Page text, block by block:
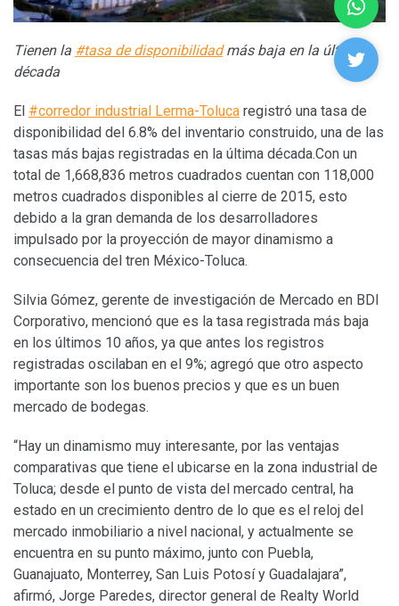
Tienen la #tasa de disponibilidadmás baja en la última
década
El #corredor industrial Lerma-Toluca registró una tasa de
disponibilidad del 6.8% del inventario construido, una de las
tasas más bajas registradas en la última década.Con un
total de 1,668,836 metros cuadrados cuentan con 118,000
metros cuadrados disponibles al cierre de 2015, esto
debido a la gran demanda de los desarrolladores
impulsado por la proyección de mayor dinamismo a
consecuencia del tren México-Toluca.
Silvia Gómez, gerente de investigación de Mercado en BDI
Corporativo, mencionó que es la tasa registrada más baja
en los últimos 10 años, ya que antes los registros
registradas oscilaban en el 9%; agregó que otro aspecto
importante son los buenos precios y que es un buen
mercado de bodegas.
“Hay un dinamismo muy interesante, por las ventajas
comparativas que tiene el ubicarse en la zona industrial de
Toluca; desde el punto de vista del mercado central, ha
estado en un crecimiento dentro de lo que es el reloj del
mercado inmobiliario a nivel nacional, y actualmente se
encuentra en su punto máximo, junto con Puebla,
Guanajuato, Monterrey, San Luis Potosí y Guadalajara”,
afirmó, Jorge Paredes, director general de Realty World